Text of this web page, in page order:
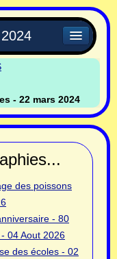
- 22 mars 2024
des poissons
- 80
04 Aout 2026
des écoles - 02